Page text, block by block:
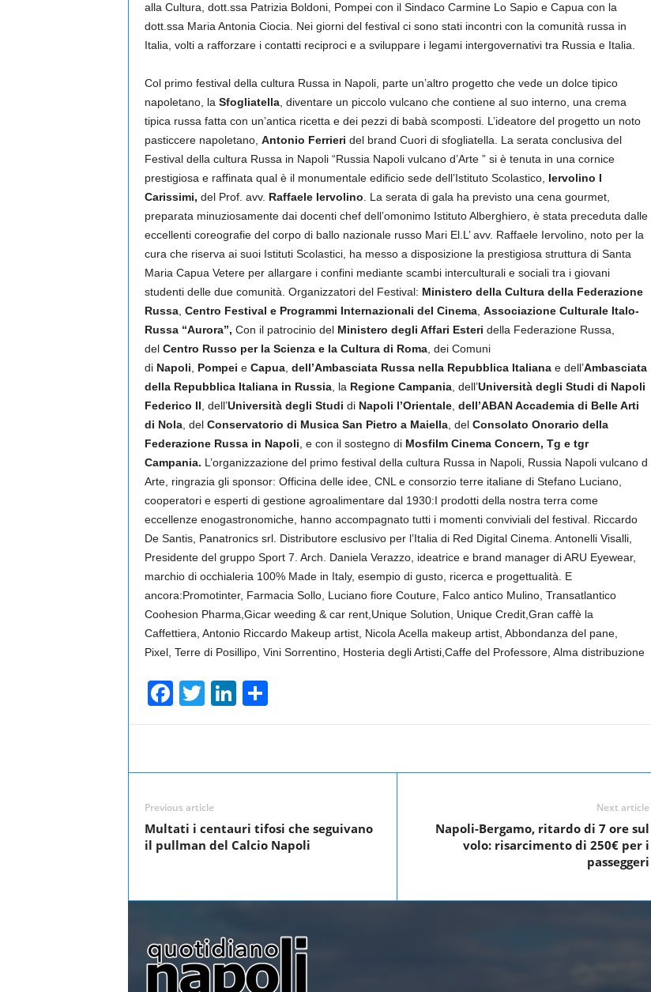
alla Cultura, dott.ssa Patrizia Boldoni, Pompei con il Sindaco Carmine Lo Sapio e Capua con la
dott.ssa Maria Antonia Ciocia. Nei giorni del festival ci sono stati incontri con la comunità russa in
Italia, volti a rafforzare i contatti reciproci e a sviluppare i legami intergovernativi tra Russia e Italia.
Col primo festival della cultura Russa in Napoli, parte un’altro progetto che vede un dolce tipico
napoletano, la Sfogliatella, diventare un piccolo vulcano che contiene al suo interno, una crema
tipica russa fatta con un’antica ricetta e dei pezzi di babà scomposti. L’ideatore del progetto un noto
pasticcere napoletano, Antonio Ferrieri del brand Cuori di sfogliatella. La serata conclusiva del
Festival della cultura Russa in Napoli “Russia Napoli vulcano d’Arte ” si è tenuta in una cornice
prestigiosa e raffinata qual è il monumentale edificio sede dell’Istituto Scolastico, Iervolino I
Carissimi, del Prof. avv. Raffaele Iervolino . La serata di gala ha previsto una cena gourmet,
preparata minuziosamente dai docenti chef dell’omonimo Istituto Alberghiero, è stata preceduta dalle
eccellenti coreografie del corpo di ballo nazionale russo Mari El.L’ avv. Raffaele Iervolino, noto per la
cura che riserva ai suoi Istituti Scolastici, ha messo a disposizione la prestigiosa struttura di Santa
Maria Capua Vetere per allargare i confini mediante scambi interculturali e sociali tra i giovani
studenti delle due comunità. Organizzatori del Festival: Ministero della Cultura della Federazione
Russa, Centro Festival e Programmi Internazionali del Cinema, Associazione Culturale Italo-
Russa “Aurora”, Con il patrocinio del Ministero degli Affari Esteri della Federazione Russa,
del Centro Russo per la Scienza e la Cultura di Roma, dei Comuni
di Napoli Pompei e Capua, dell’Ambasciata Russa nella Repubblica Italianae dell’Ambasciata
della Repubblica Italiana in Russia, la Regione Campania, dell’Università degli Studi di Napoli
Federico II , dell’Università degli Studi di Napoli l’Orientale, dell’ABAN Accademia di Belle Arti
di Nola, del Conservatorio di Musica San Pietro a Maiella, del Consolato Onorario della
Federazione Russa in Napoli , e con il sostegno di Mosfilm Cinema Concern, Tg e tgr
Campania. L’organizzazione del primo festival della cultura Russa in Napoli, Russia Napoli vulcano d
Arte, ringrazia gli sponsor: Officina delle idee, CNL e consorzio terre italiane di Stefano Luciano,
cooperatori e esperti di gestione agroalimentare dal 1930:I prodotti della nostra terra come
eccellenze enogastronomiche, hanno accompagnato tutti i momenti conviviali del festival. Riccardo
De Santis, Panatronics srl. Distributore esclusivo per l’Italia di Red Digital Cinema. Antonelli Visalli,
Presidente del gruppo Sport 7. Arch. Daniela Verazzo, ideatrice e brand manager di ARU Eyewear,
marchio di occhialeria 100% Made in Italy, esempio di gusto, ricerca e progettualità. E
ancora:Promotinter, Farmacia Sollo, Luciano fiore Couture, Falco antico Mulino, Transatlantico
Coohesion Pharma,Gicar weeding & car rent,Unique Solution, Unique Credit,Gran caffè la
Caffettiera, Antonio Riccardo Makeup artist, Nicola Acella makeup artist, Abbondanza del pane,
Pixel, Terre di Posillipo, Vini Sorrentino, Hosteria degli Artisti,Caffe del Professore, Alma distribuzione
F
a
e
o
o
T
wi
er
Li
n
e
n
h
e
Previous article
Multati i centauri tifosi che seguivano
il pullman del Calcio Napoli
Next article
Napoli-Bergamo, ritardo di 7 ore sul
volo: risarcimento di 250€ per i
passeggeri